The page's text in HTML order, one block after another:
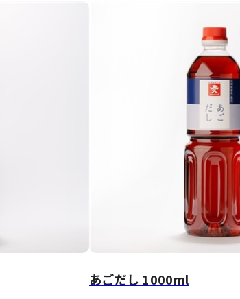
あごだし 1000ml